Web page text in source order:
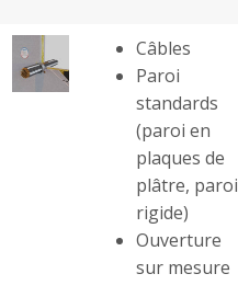
Câbles
Paroi
standards
(paroi en
plaques de
plâtre, paroi
rigide)
Ouverture
sur mesure